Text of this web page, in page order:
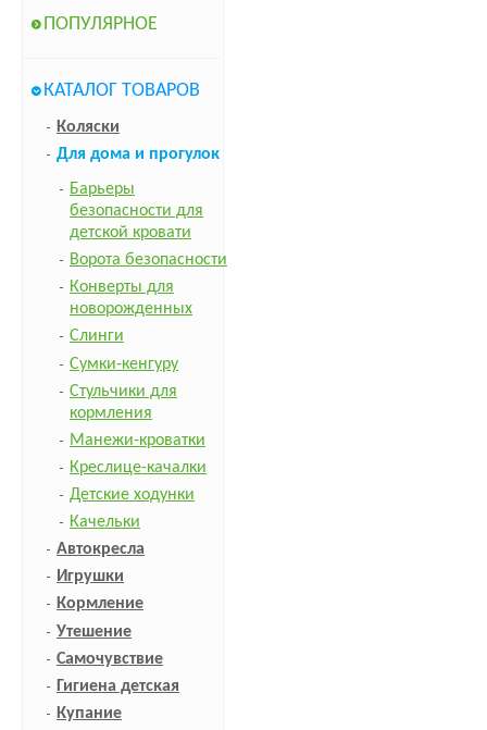
ПОПУЛЯРНОЕ
КАТАЛОГ ТОВАРОВ
Коляски
Для дома и прогулок
Барьеры
безопасности для
детской кровати
Ворота безопасности
Конверты для
новорожденных
Слинги
Сумки-кенгуру
Стульчики для
кормления
Манежи-кроватки
Креслице-качалки
Детские ходунки
Качельки
Автокресла
Игрушки
Кормление
Утешение
Самочувствие
Гигиена детская
Купание